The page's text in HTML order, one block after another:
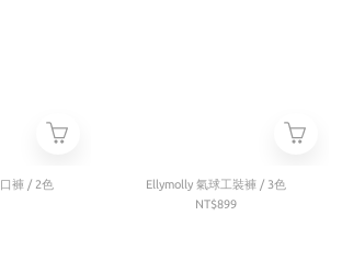
褲 / 2色
Ellymolly 氣球工裝褲 / 3色
NT$899